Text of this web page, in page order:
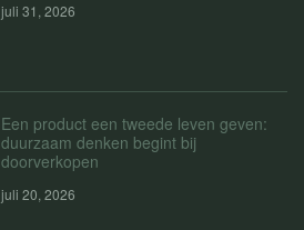
juli 31, 2026
Een product een tweede leven geven:
duurzaam denken begint bij
doorverkopen
juli 20, 2026